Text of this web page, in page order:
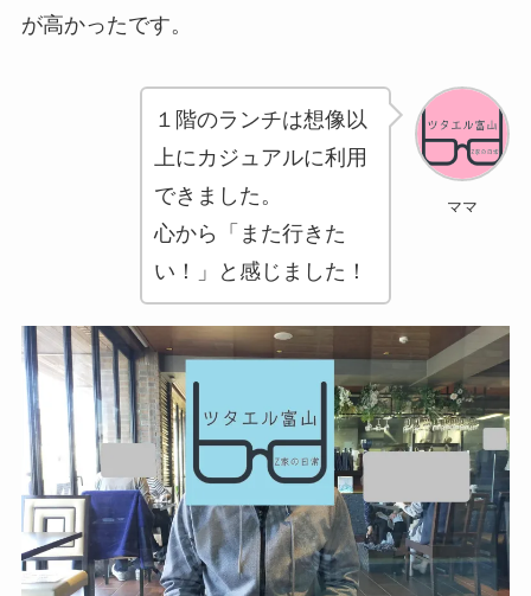
・クレカ・プリ
カ
その他
が高かったです。
ママ
１階のランチは想像以
上にカジュアルに利用
できました。
心から「また行きた
い！」と感じました！